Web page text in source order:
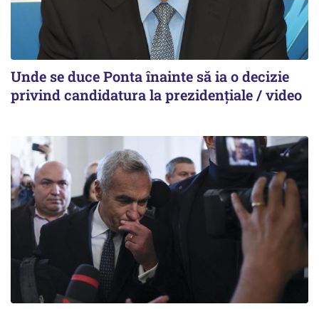
Unde se duce Ponta înainte să ia o decizie
privind candidatura la prezidențiale / video